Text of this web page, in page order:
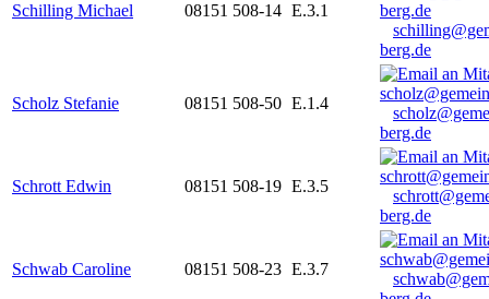
Schilling Michael 08151 508-14 E.3.1
berg.de
Scholz Stefanie 08151 508-50 E.1.4
berg.de
Schrott Edwin 08151 508-19 E.3.5
berg.de
Schwab Caroline 08151 508-23 E.3.7